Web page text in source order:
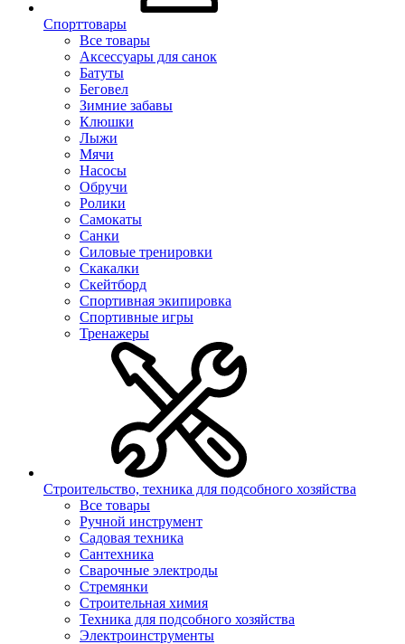
Спорттовары
Все товары
Аксессуары для санок
Батуты
Беговел
Зимние забавы
Клюшки
Лыжи
Мячи
Насосы
Обручи
Ролики
Самокаты
Санки
Силовые тренировки
Скакалки
Скейтборд
Спортивная экипировка
Спортивные игры
Тренажеры
Строительство, техника для подсобного хозяйства
Все товары
Ручной инструмент
Садовая техника
Сантехника
Сварочные электроды
Стремянки
Строительная химия
Техника для подсобного хозяйства
Электроинструменты